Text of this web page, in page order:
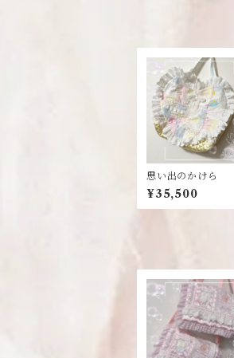
思い出のかけら
¥35,500